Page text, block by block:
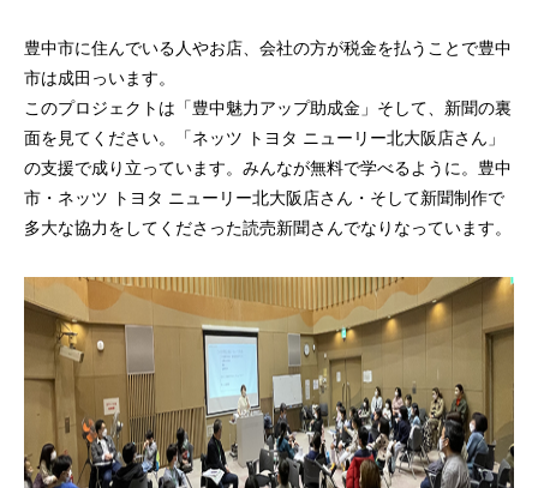
豊中市に住んでいる人やお店、会社の方が税金を払うことで豊中
市は成田っいます。
このプロジェクトは「豊中魅力アップ助成金」そして、新聞の裏
面を見てください。「ネッツ トヨタ ニューリー北大阪店さん」
の支援で成り立っています。みんなが無料で学べるように。豊中
市・ネッツ トヨタ ニューリー北大阪店さん・そして新聞制作で
多大な協力をしてくださった読売新聞さんでなりなっています。